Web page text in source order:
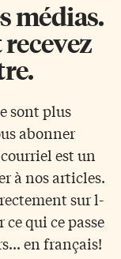
médias.
sont plus
abonner
est un
à nos articles.
sur l-
qui ce passe
en français!